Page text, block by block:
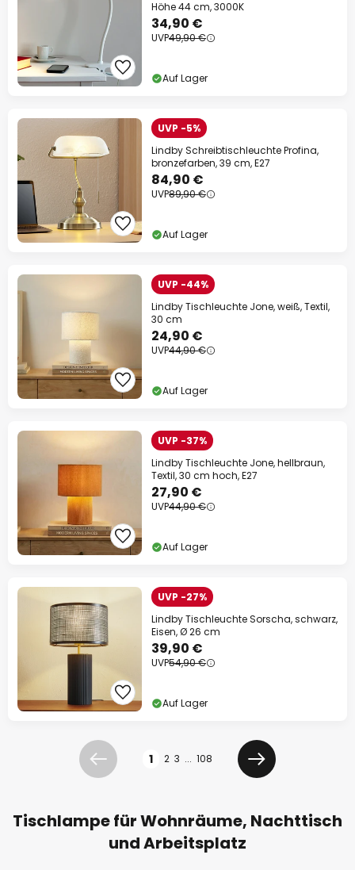
Höhe 44 cm, 3000K
34,90 €
UVP49,90 €
Auf Lager
UVP -5%
Lindby Schreibtischleuchte Profina,
bronzefarben, 39 cm, E27
84,90 €
UVP89,90 €
Auf Lager
UVP -44%
Lindby Tischleuchte Jone, weiß, Textil,
30 cm
24,90 €
UVP44,90 €
Auf Lager
UVP -37%
Lindby Tischleuchte Jone, hellbraun,
Textil, 30 cm hoch, E27
27,90 €
UVP44,90 €
Auf Lager
UVP -27%
Lindby Tischleuchte Sorscha, schwarz,
Eisen, Ø 26 cm
39,90 €
UVP54,90 €
Auf Lager
Zurück 1 2 3 ... 108
Weiter
Tischlampe für Wohnräume, Nachttisch
und Arbeitsplatz